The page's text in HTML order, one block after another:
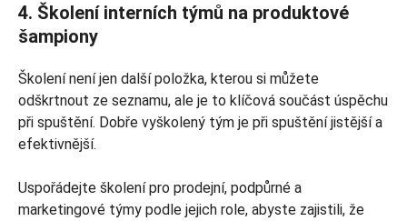
4. Školení interních týmů na produktové
šampiony
Školení není jen další položka, kterou si můžete
odškrtnout ze seznamu, ale je to klíčová součást úspěchu
při spuštění. Dobře vyškolený tým je při spuštění jistější a
efektivnější.
Uspořádejte školení pro prodejní, podpůrné a
marketingové týmy podle jejich role, abyste zajistili, že